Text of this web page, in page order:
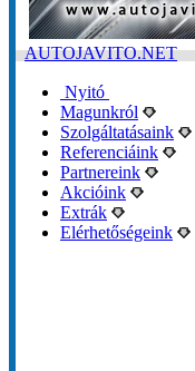
AUTOJAVITO.NET
Nyitó
Magunkról
Szolgáltatásaink
Referenciáink
Partnereink
Akcióink
Extrák
Elérhetőségeink